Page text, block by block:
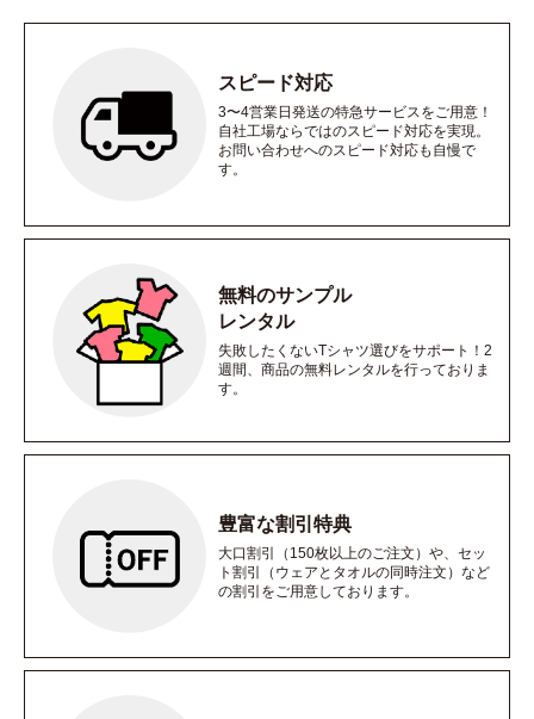
スピード対応
3〜4営業日発送の特急サービスをご用意！
自社工場ならではのスピード対応を実現。
お問い合わせへのスピード対応も自慢で
す。
無料のサンプル
レンタル
失敗したくないTシャツ選びをサポート！2
週間、商品の無料レンタルを行っておりま
す。
豊富な割引特典
大口割引（150枚以上のご注文）や、セッ
ト割引（ウェアとタオルの同時注文）など
の割引をご用意しております。